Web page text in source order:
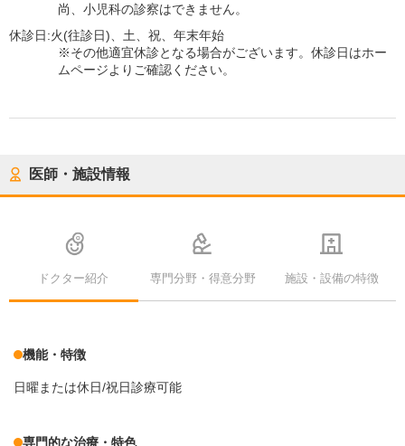
尚、小児科の診察はできません。
休診日:火(往診日)、土、祝、年末年始
※その他適宜休診となる場合がございます。休診日はホー
ムページよりご確認ください。
医師・施設情報
ドクター紹介 専門分野・得意分野 施設・設備の特徴
機能・特徴
日曜または休日/祝日診療可能
専門的な治療・特色